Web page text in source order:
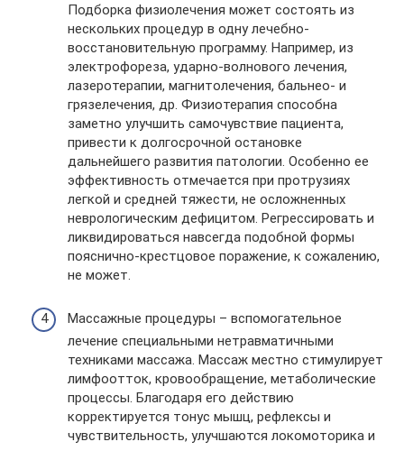
Подборка физиолечения может состоять из
нескольких процедур в одну лечебно-
восстановительную программу. Например, из
электрофореза, ударно-волнового лечения,
лазеротерапии, магнитолечения, бальнео- и
грязелечения, др. Физиотерапия способна
заметно улучшить самочувствие пациента,
привести к долгосрочной остановке
дальнейшего развития патологии. Особенно ее
эффективность отмечается при протрузиях
легкой и средней тяжести, не осложненных
неврологическим дефицитом. Регрессировать и
ликвидироваться навсегда подобной формы
пояснично-крестцовое поражение, к сожалению,
не может.
Массажные процедуры – вспомогательное
лечение специальными нетравматичными
техниками массажа. Массаж местно стимулирует
лимфоотток, кровообращение, метаболические
процессы. Благодаря его действию
корректируется тонус мышц, рефлексы и
чувствительность, улучшаются локомоторика и